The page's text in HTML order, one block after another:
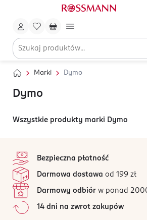
Marki Dymo
Dymo
Wszystkie produkty marki Dymo
Bezpieczna płatność
Darmowa dostawa od 199 zł
Darmowy odbiór w ponad
14 dni na zwrot zakupów